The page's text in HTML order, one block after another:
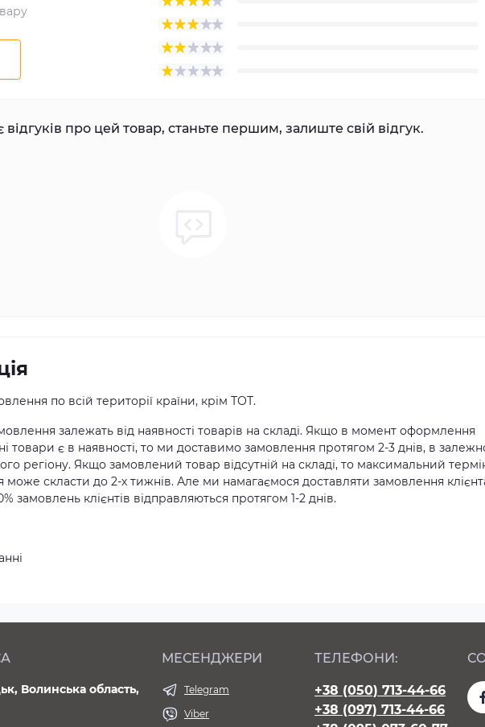
відгуків про цей товар, станьте першим, залиште свій відгук.
по всій території країни, крім ТОТ.
залежать від наявності товарів на складі. Якщо в момент оформлення
товари є в наявності, то ми доставимо замовлення протягом 2-3 днів, в
регіону. Якщо замовлений товар відсутній на складі, то максимальний
може скласти до 2-х тижнів. Але ми намагаємося доставляти замовлення
замовлень клієнтів відправляються протягом 1-2 днів.
Волинська область,
МЕСЕНДЖЕРИ
Telegram
Viber
ТЕЛЕФОНИ:
+38 (050) 713-44-66
+38 (097) 713-44-66